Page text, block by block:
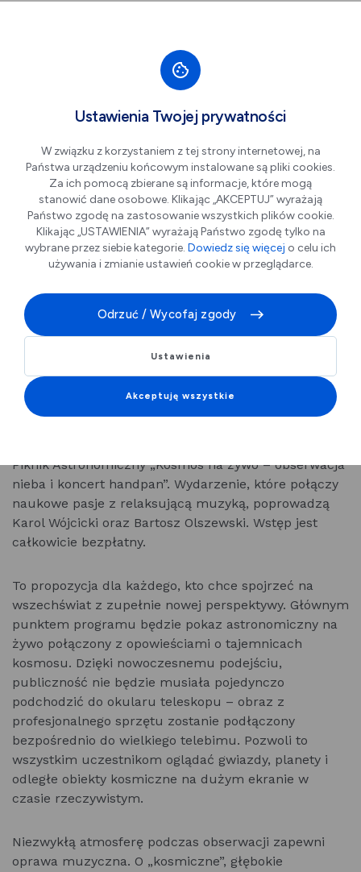
Przed nami Piknik
Astronomiczny w
Centrum Witelona
Mieszkańcy Legnicy i okolic mogą szykować się na
Piknik Astronomiczny „Kosmos na żywo – obserwacja
nieba i koncert handpan”. Wydarzenie, które połączy
naukowe pasje z relaksującą muzyką, poprowadzą
Karol Wójcicki oraz Bartosz Olszewski. Wstęp jest
całkowicie bezpłatny.
To propozycja dla każdego, kto chce spojrzeć na
wszechświat z zupełnie nowej perspektywy. Głównym
punktem programu będzie pokaz astronomiczny na
żywo połączony z opowieściami o tajemnicach
kosmosu. Dzięki nowoczesnemu podejściu,
publiczność nie będzie musiała pojedynczo
podchodzić do okularu teleskopu – obraz z
profesjonalnego sprzętu zostanie podłączony
bezpośrednio do wielkiego telebimu. Pozwoli to
wszystkim uczestnikom oglądać gwiazdy, planety i
odległe obiekty kosmiczne na dużym ekranie w
czasie rzeczywistym.
Niezwykłą atmosferę podczas obserwacji zapewni
oprawa muzyczna. O „kosmiczne”, głębokie
Ustawienia Twojej prywatności
W związku z korzystaniem z tej strony internetowej, na
Państwa urządzeniu końcowym instalowane są pliki cookies.
Za ich pomocą zbierane są informacje, które mogą
stanowić dane osobowe. Klikając „AKCEPTUJ” wyrażają
Państwo zgodę na zastosowanie wszystkich plików cookie.
Klikając „USTAWIENIA” wyrażają Państwo zgodę tylko na
wybrane przez siebie kategorie. Dowiedz się więcej o celu ich
używania i zmianie ustawień cookie w przeglądarce.
Odrzuć / Wycofaj zgody
Ustawienia
Akceptuję wszystkie